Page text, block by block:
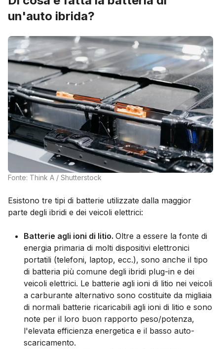
un'auto ibrida?
Fonte: Think A / Shutterstock
Esistono tre tipi di batterie utilizzate dalla maggior
parte degli ibridi e dei veicoli elettrici:
Batterie agli ioni di litio. Oltre a essere la fonte di
energia primaria di molti dispositivi elettronici
portatili (telefoni, laptop, ecc.), sono anche il tipo
di batteria più comune degli ibridi plug-in e dei
veicoli elettrici. Le batterie agli ioni di litio nei veicoli
a carburante alternativo sono costituite da migliaia
di normali batterie ricaricabili agli ioni di litio e sono
note per il loro buon rapporto peso/potenza,
l'elevata efficienza energetica e il basso auto-
scaricamento.